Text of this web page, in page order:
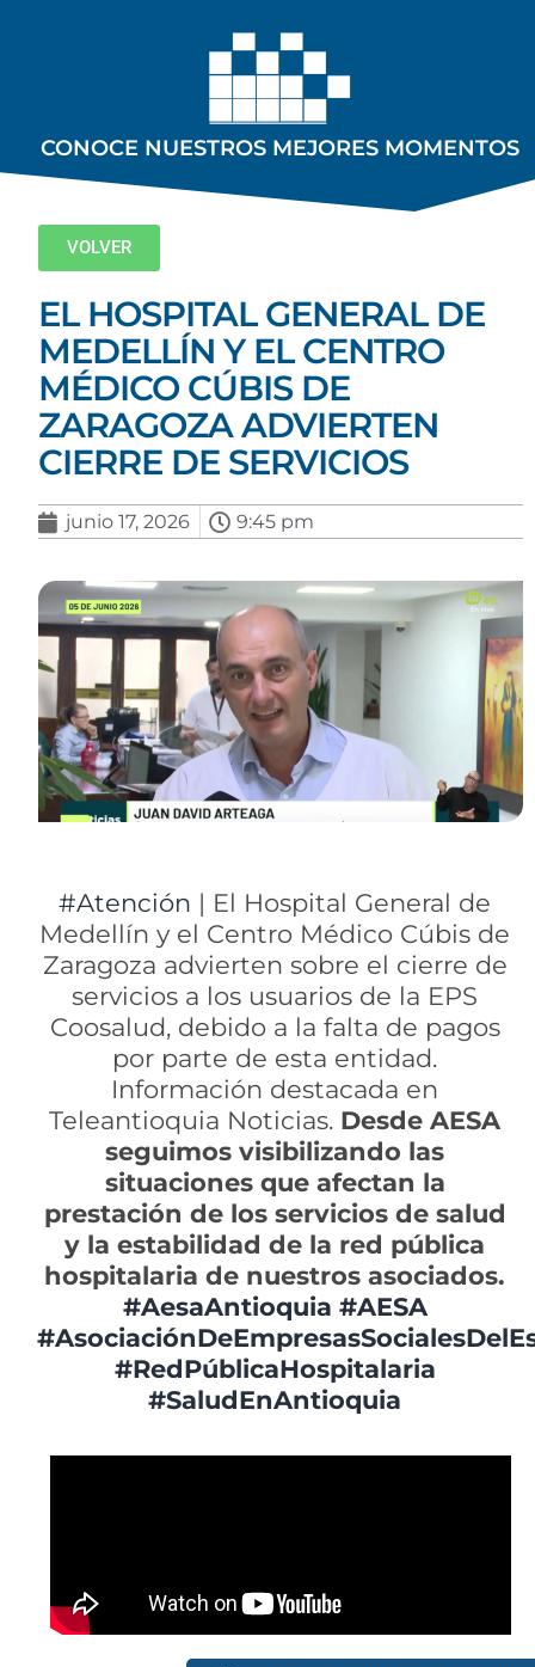
CONOCE NUESTROS MEJORES MOMENTOS
VOLVER
EL HOSPITAL GENERAL DE
MEDELLÍN Y EL CENTRO
MÉDICO CÚBIS DE
ZARAGOZA ADVIERTEN
CIERRE DE SERVICIOS
junio 17, 2026 9:45 pm
#Atención | El Hospital General de
Medellín y el Centro Médico Cúbis de
Zaragoza advierten sobre el cierre de
servicios a los usuarios de la EPS
Coosalud, debido a la falta de pagos
por parte de esta entidad.
Información destacada en
Teleantioquia Noticias. Desde AESA
seguimos visibilizando las
situaciones que afectan la
prestación de los servicios de salud
y la estabilidad de la red pública
hospitalaria de nuestros asociados.
#AesaAntioquia #AESA
#RedPúblicaHospitalaria
#SaludEnAntioquia